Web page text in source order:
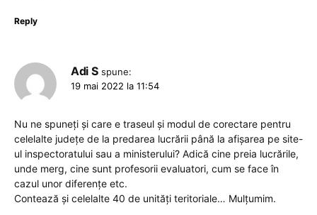
Reply
Adi S spune:
19 mai 2022 la 11:54
Nu ne spuneți și care e traseul și modul de corectare pentru
celelalte județe de la predarea lucrării până la afișarea pe site-
ul inspectoratului sau a ministerului? Adică cine preia lucrările,
unde merg, cine sunt profesorii evaluatori, cum se face în
cazul unor diferențe etc.
Contează și celelalte 40 de unități teritoriale… Mulțumim.